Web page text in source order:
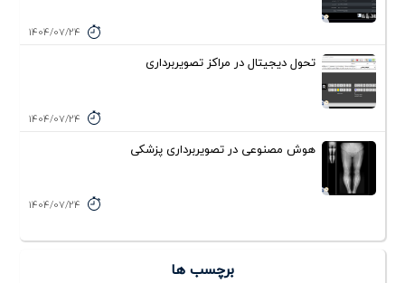
1404/07/24
تحول دیجیتال در مراکز تصویربرداری
1404/07/24
هوش مصنوعی در تصویربرداری پزشکی
1404/07/24
برچسب ها